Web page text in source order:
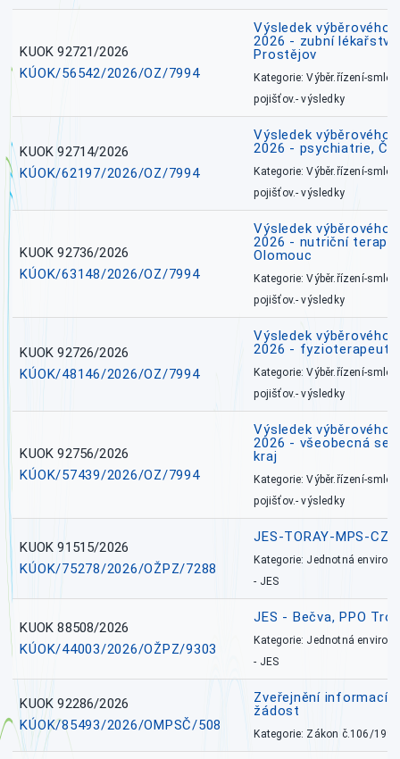
KUOK 92721/2026
KÚOK/56542/2026/OZ/7994
Výsledek výběrového
2026 - zubní
Prostějov
Kategorie: Výběr.řízení-
pojišťov.- výsledky
KUOK 92714/2026
KÚOK/62197/2026/OZ/7994
Výsledek výběrového
2026 - psychiatrie,
Kategorie: Výběr.řízení-
pojišťov.- výsledky
KUOK 92736/2026
KÚOK/63148/2026/OZ/7994
Výsledek výběrového
2026 - nutriční
Olomouc
Kategorie: Výběr.řízení-
pojišťov.- výsledky
KUOK 92726/2026
KÚOK/48146/2026/OZ/7994
Výsledek výběrového
2026 - fyzioterapeut,
Kategorie: Výběr.řízení-
pojišťov.- výsledky
KUOK 92756/2026
KÚOK/57439/2026/OZ/7994
Výsledek výběrového
2026 - všeobecná
kraj
Kategorie: Výběr.řízení-
pojišťov.- výsledky
KUOK 91515/2026
KÚOK/75278/2026/OŽPZ/7288
JES-TORAY-MPS-CZ
Kategorie: Jednotná
- JES
KUOK 88508/2026
KÚOK/44003/2026/OŽPZ/9303
JES - Bečva, PPO
Kategorie: Jednotná
- JES
KUOK 92286/2026
KÚOK/85493/2026/OMPSČ/508
Zveřejnění informací
žádost
Kategorie: Zákon č.106/1999